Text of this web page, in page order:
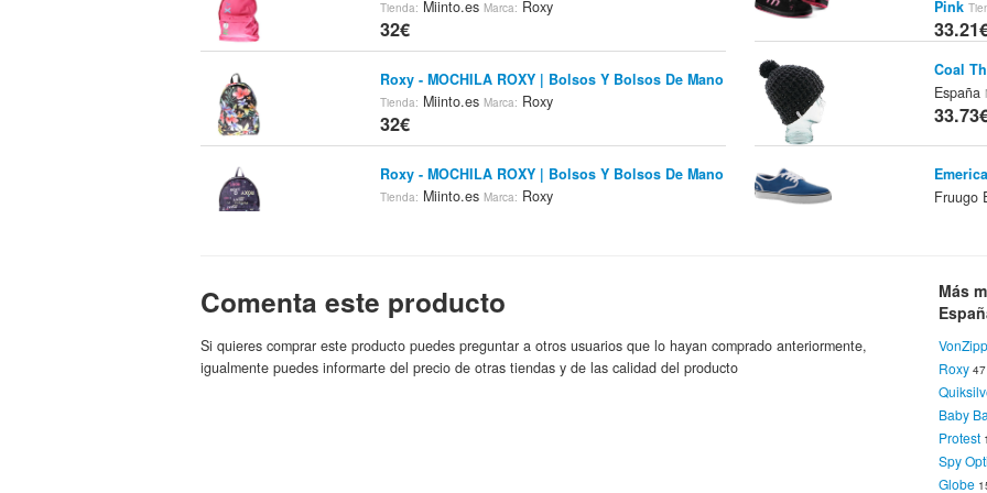
Tienda: Miinto.esMarca: Roxy
32€
Roxy - MOCHILA ROXY | Bolsos Y Bolsos De Mano
Tienda: Miinto.esMarca: Roxy
32€
Roxy - MOCHILA ROXY | Bolsos Y Bolsos De Mano
Tienda: Miinto.esMarca: Roxy
Miinto.esMarca:
32€
Roxy - MOCHILA ROXY | Bolsos Y Bolsos De Mano
Pink
Coal
España
Fruugo
Marca:
Vans
España
Von
Comenta este producto
Si quieres comprar este producto puedes preguntar a otros usuarios que lo hayan comprado anteriormente,
igualmente puedes informarte del precio de otras tiendas y de las calidad del producto
Más
Roxy
Baby
Protest
Spy
Globe